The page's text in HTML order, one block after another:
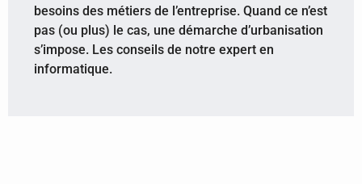
besoins des métiers de l’entreprise. Quand ce n’est
pas (ou plus) le cas, une démarche d’urbanisation
s’impose. Les conseils de notre expert en
informatique.